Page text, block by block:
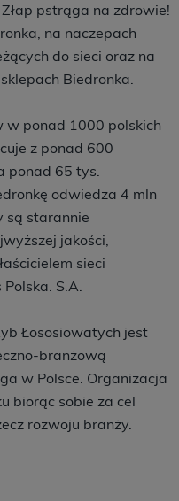
pstrąga na zdrowie!
na naczepach
do sieci oraz na
Biedronka.
w ponad 1000 polskich
z ponad 600
ponad 65 tys.
odwiedza 4 mln
są starannie
jakości,
sieci
S.A.
Łososiowatych jest
branżową
w Polsce. Organizacja
biorąc sobie za cel
rozwoju branży.